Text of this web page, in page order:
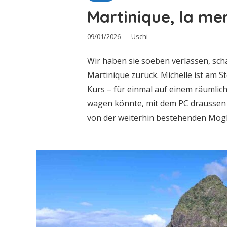
Martinique, la
09/01/2026 Uschi
Wir haben sie soeben verlassen,
Martinique zurück. Michelle ist am
Kurs – für einmal auf einem
wagen könnte, mit dem PC
von der weiterhin bestehenden